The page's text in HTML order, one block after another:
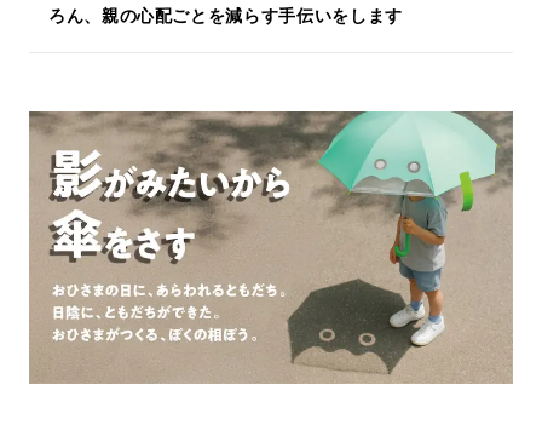
ろん、親の心配ごとを減らす手伝いをします